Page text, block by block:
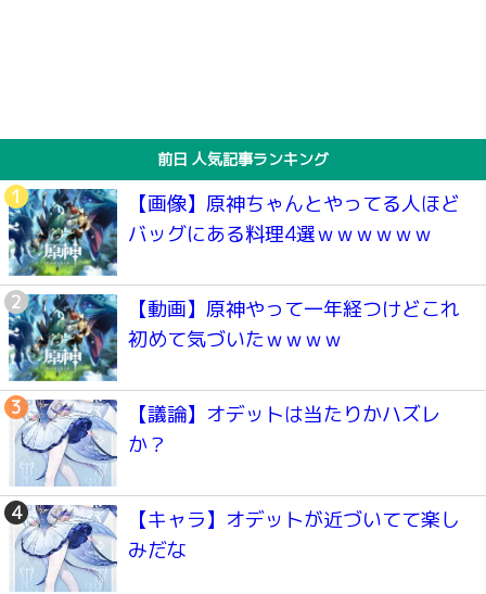
前日 人気記事ランキング
【画像】原神ちゃんとやってる人ほど
バッグにある料理4選ｗｗｗｗｗｗ
【動画】原神やって一年経つけどこれ
初めて気づいたｗｗｗｗ
【議論】オデットは当たりかハズレ
か？
【キャラ】オデットが近づいてて楽し
みだな